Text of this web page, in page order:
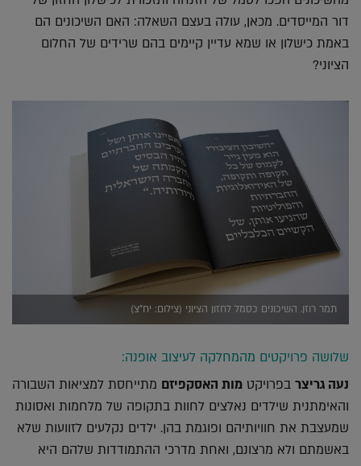
דור המייסדים. מכאן, עולה בעצם השאלה: האם השיכונים הם
באמת כישלון או שמא עדיין קיימים בהם שרידים של החלום
הציוני?
תמר רוזן. השיכונים כסמל לחזון הציוני (צילום: יח"צ)
שלושה פרויקטים מהמחלקה לעיצוב אופנה:
נעה גריצר בפרויקט מות האסקפיזם מתייחסת למציאות השבורה
והאימתנית שילדים נאלצים לחוות בתקופה של מלחמות ואסונות
שמעצבת את חוויותיהם ופוגמת בהן. ילדים נקלעים לזוועות שלא
באשמתם ולא מרצונם, ואחת מדרכי ההתמודדות שלהם היא